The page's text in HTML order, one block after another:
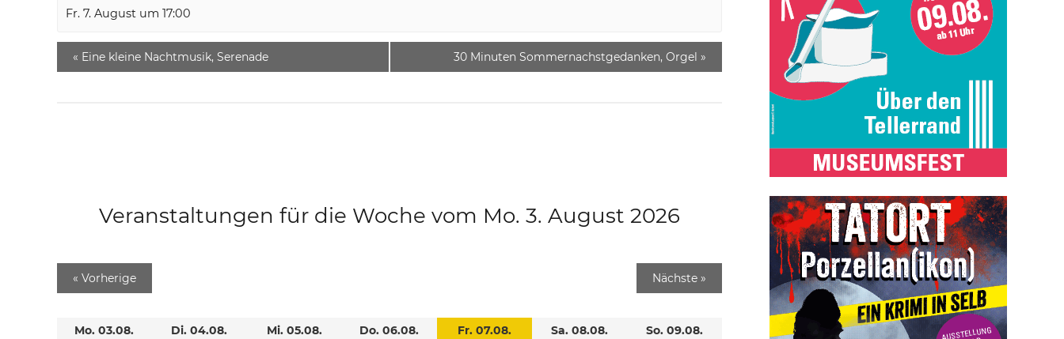
Fr. 7. August um 17:00
« Eine kleine Nachtmusik, Serenade 30 Minuten Sommernachstgedanken, Orgel »
Veranstaltungen für die Woche vom Mo. 3. August 2026
« Vorherige Nächste »
Mo. 03.08. Di. 04.08. Mi. 05.08. Do. 06.08. Fr. 07.08. Sa. 08.08. So. 09.08.